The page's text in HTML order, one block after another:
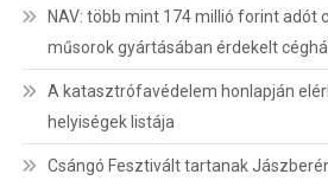
NAV: több mint 174 millió forint adót
műsorok gyártásában érdekelt
A katasztrófavédelem honlapján
helyiségek listája
Csángó Fesztivált tartanak